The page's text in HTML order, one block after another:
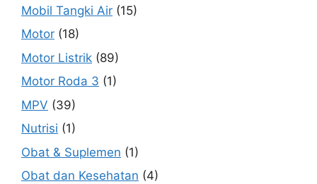
Mobil Tangki Air (15)
Motor (18)
Motor Listrik (89)
Motor Roda 3 (1)
MPV (39)
Nutrisi (1)
Obat & Suplemen (1)
Obat dan Kesehatan (4)